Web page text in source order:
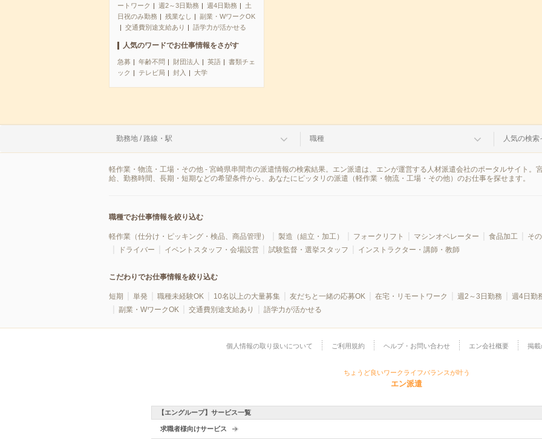
ートワーク
週2～3日勤務 週4日勤務
土
日祝のみ勤務
残業なし
副業・WワークOK
交通費別途支給あり
語学力が活かせる
人気のワードでお仕事情報をさがす
急募 年齢不問 財団法人 英語
書類チェ
ック
テレビ局 封入 大学
勤務地 / 路線・駅 職種 人気の検索
軽作業・物流・工場・その他 - 宮崎県串間市の派遣情報の検索結果。エン派遣は、エンが運営する人材派遣会社のポータルサイト。
給、勤務時間、長期・短期などの希望条件から、あなたにピッタリの派遣（軽作業・物流・工場・その他）のお仕事を探せます。
職種でお仕事情報を絞り込む
軽作業（仕分け・ピッキング・検品、商品管理） 製造（組立・加工） フォークリフト マシンオペレーター 食品加工 そ
ドライバー
イベントスタッフ・会場設営 試験監督・選挙スタッフ インストラクター・講師・教師
こだわりでお仕事情報を絞り込む
短期 単発 職種未経験OK 10名以上の大量募集 友だちと一緒の応募OK 在宅・リモートワーク 週2～3日勤務 週4日勤
副業・WワークOK
交通費別途支給あり 語学力が活かせる
個人情報の取り扱いについて ご利用規約 ヘルプ・お問い合わせ エン会社概要 掲載
ちょうど良いワークライフバランスが叶う
エン派遣
【エングループ】サービス一覧
求職者様向けサービス